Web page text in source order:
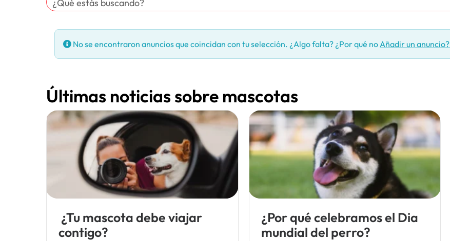
No se encontraron anuncios que coincidan con tu selección. ¿Algo falta? ¿Por qué noAñadir un anuncio?
Últimas noticias sobre mascotas
¿Tu mascota debe viajar
contigo?
¿Por qué celebramos el Dia
mundial del perro?